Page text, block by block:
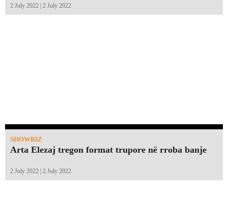
2 July 2022 | 2 July 2022
SHOWBIZ
Arta Elezaj tregon format trupore në rroba banje
2 July 2022 | 2 July 2022